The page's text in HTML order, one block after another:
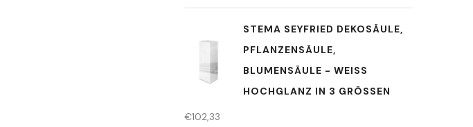
STEMA SEYFRIED DEKOSÄULE,
PFLANZENSÄULE,
BLUMENSÄULE - WEISS H
OCHGLANZ IN 3 GRÖSSEN
€102,33